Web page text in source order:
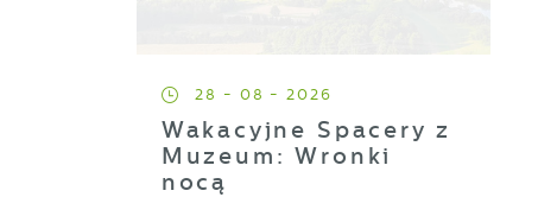
28 - 08 - 2026
Wakacyjne Spacery z
Muzeum: Wronki
nocą